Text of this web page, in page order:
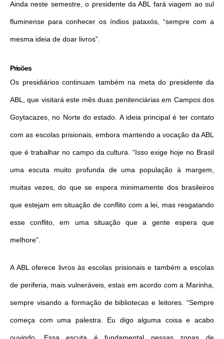
Ainda neste semestre, o presidente da ABL fará viagem ao sul
fluminense para conhecer os índios pataxós, “sempre com a
mesma ideia de doar livros”.
Prisões
Os presidiários continuam também na meta do presidente da
ABL, que visitará este mês duas penitenciárias em Campos dos
Goytacazes, no Norte do estado. A ideia principal é ter contato
com as escolas prisionais, embora mantendo a vocação da ABL
que é trabalhar no campo da cultura. “Isso exige hoje no Brasil
uma escuta muito profunda de uma população à margem,
muitas vezes, do que se espera minimamente dos brasileiros
que estejam em situação de conflito com a lei, mas resgatando
esse conflito, em uma situação que a gente espera que
melhore”.
A ABL oferece livros às escolas prisionais e também a escolas
de periferia, mais vulneráveis, estas em acordo com a Marinha,
sempre visando a formação de bibliotecas e leitores. “Sempre
começa com uma palestra. Eu digo alguma coisa e acabo